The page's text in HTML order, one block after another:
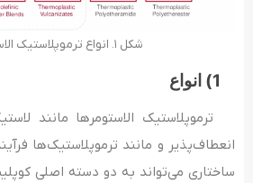
شکل ۱. انواع ترموپلاستیک الاستومرها
ترموپلاستیک الاستومرها مانند
انعطاف‌پذیر و مانند ترموپلاستیک‌ها
ساختاری می‌تواند به دو دسته اصلی